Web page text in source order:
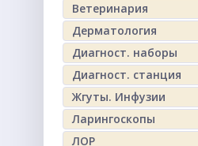
Ветеринария
Дерматология
Диагност. наборы
Диагност. станция
Жгуты. Инфузии
Ларингоскопы
ЛОР